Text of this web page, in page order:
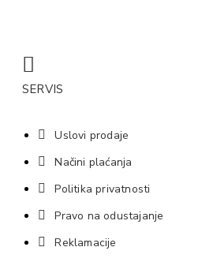
SERVIS
Uslovi prodaje
Načini plaćanja
Politika privatnosti
Pravo na odustajanje
Reklamacije